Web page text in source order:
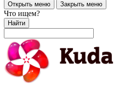
Открыть меню Закрыть меню
Что ищем?
Найти